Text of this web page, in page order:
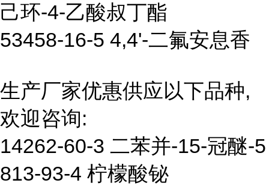
己环-4-乙酸叔丁酯
53458-16-5 4,4'-二氟安息香
生产厂家优惠供应以下品种,
欢迎咨询:
14262-60-3 二苯并-15-冠醚-5
813-93-4 柠檬酸铋